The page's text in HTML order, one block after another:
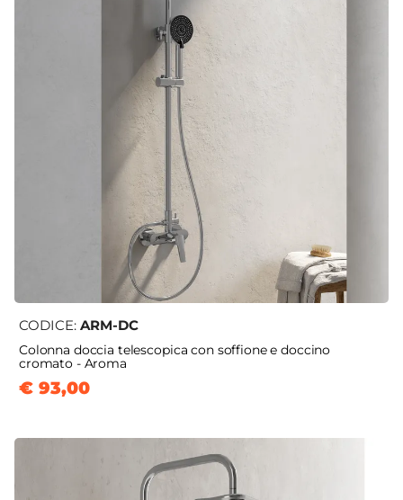
CODICE: ARM-DC
Colonna doccia telescopica con soffione e doccino
cromato - Aroma
€ 93,00